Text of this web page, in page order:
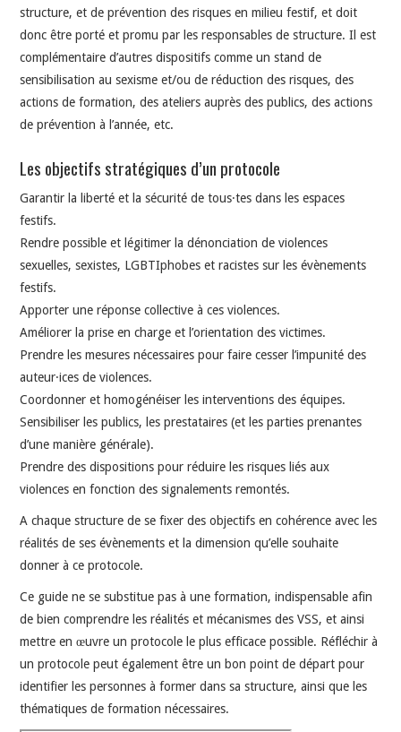
structure, et de prévention des risques en milieu festif, et doit
donc être porté et promu par les responsables de structure. Il est
complémentaire d’autres dispositifs comme un stand de
sensibilisation au sexisme et/ou de réduction des risques, des
actions de formation, des ateliers auprès des publics, des actions
de prévention à l’année, etc.
Les objectifs stratégiques d’un protocole
Garantir la liberté et la sécurité de tous·tes dans les espaces
festifs.
Rendre possible et légitimer la dénonciation de violences
sexuelles, sexistes, LGBTIphobes et racistes sur les évènements
festifs.
Apporter une réponse collective à ces violences.
Améliorer la prise en charge et l’orientation des victimes.
Prendre les mesures nécessaires pour faire cesser l’impunité des
auteur·ices de violences.
Coordonner et homogénéiser les interventions des équipes.
Sensibiliser les publics, les prestataires (et les parties prenantes
d’une manière générale).
Prendre des dispositions pour réduire les risques liés aux
violences en fonction des signalements remontés.
A chaque structure de se fixer des objectifs en cohérence avec les
réalités de ses évènements et la dimension qu’elle souhaite
donner à ce protocole.
Ce guide ne se substitue pas à une formation, indispensable afin
de bien comprendre les réalités et mécanismes des VSS, et ainsi
mettre en œuvre un protocole le plus efficace possible. Réfléchir à
un protocole peut également être un bon point de départ pour
identifier les personnes à former dans sa structure, ainsi que les
thématiques de formation nécessaires.